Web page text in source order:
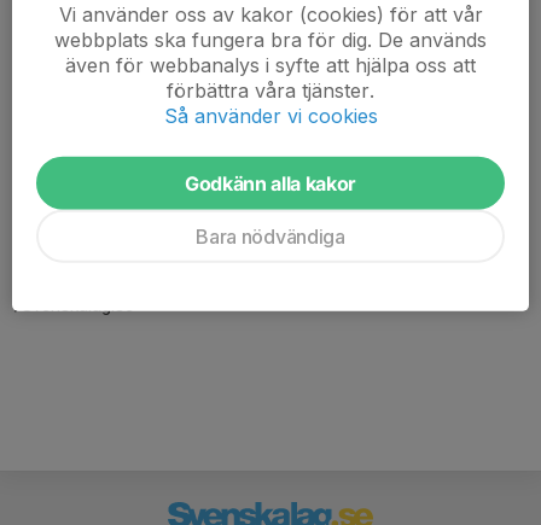
Här hamnar automatiskt de senaste nyheterna på hemsidan. För
/Svenskalag.se
Vi använder oss av kakor (cookies) för att vår
webbplats ska fungera bra för dig. De används
även för webbanalys i syfte att hjälpa oss att
förbättra våra tjänster.
Så använder vi cookies
Godkänn alla kakor
Bara nödvändiga